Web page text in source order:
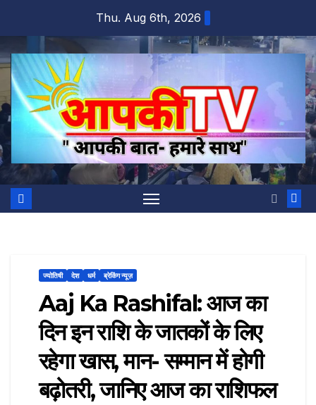
content
Thu. Aug 6th, 2026
ज्योतिषी देश धर्म ब्रेकिंग न्यूज़
Aaj Ka Rashifal: आज का
दिन इन राशि के जातकों के लिए
रहेगा खास, मान- सम्मान में होगी
बढ़ोतरी, जानिए आज का राशिफल